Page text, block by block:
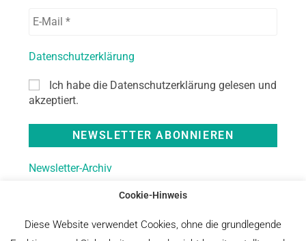
Datenschutzerklärung
Ich habe die Datenschutzerklärung gelesen und
akzeptiert.
Newsletter-Archiv
Cookie-Hinweis
Diese Website verwendet Cookies, ohne die grundlegende